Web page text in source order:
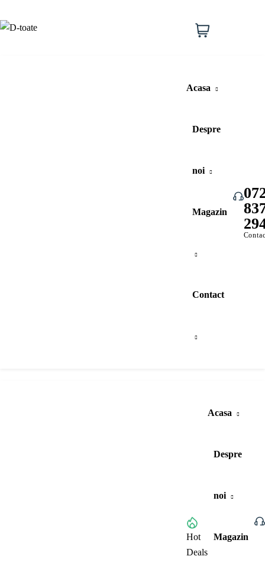
0
Acasa
Despre
noi
Magazin
Contact
Hot
Deals
Acasa
Despre
noi
Magazin